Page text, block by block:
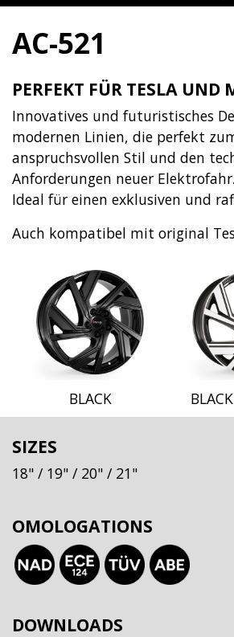
AC-521
PERFEKT FÜR TESLA UND
Innovatives und futuristisches
modernen Linien, die perfekt
anspruchsvollen Stil und den
Anforderungen neuer
Ideal für einen exklusiven und
Auch kompatibel mit original
BLACK
SIZES
18" / 19" / 20" / 21"
OMOLOGATIONS
DOWNLOADS